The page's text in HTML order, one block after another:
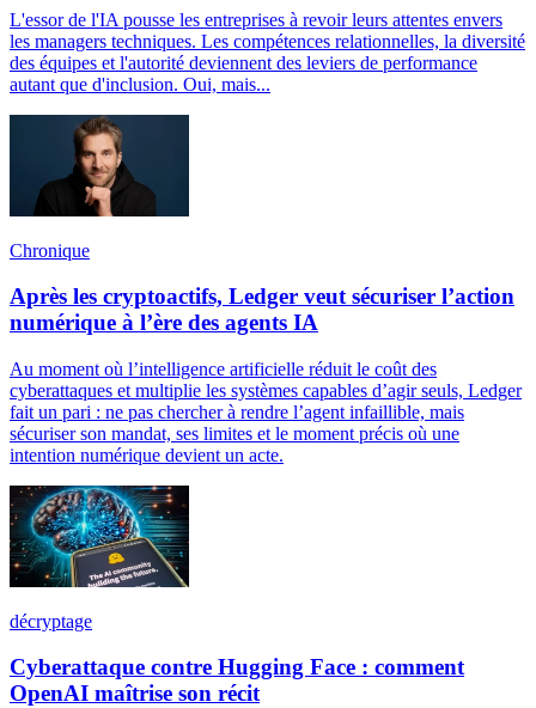
L'essor de l'IA pousse les entreprises à revoir leurs attentes envers
les managers techniques. Les compétences relationnelles, la diversité
des équipes et l'autorité deviennent des leviers de performance
autant que d'inclusion. Oui, mais...
Chronique
Après les cryptoactifs, Ledger veut sécuriser l’action
numérique à l’ère des agents IA
Au moment où l’intelligence artificielle réduit le coût des
cyberattaques et multiplie les systèmes capables d’agir seuls, Ledger
fait un pari : ne pas chercher à rendre l’agent infaillible, mais
sécuriser son mandat, ses limites et le moment précis où une
intention numérique devient un acte.
décryptage
Cyberattaque contre Hugging Face : comment
OpenAI maîtrise son récit